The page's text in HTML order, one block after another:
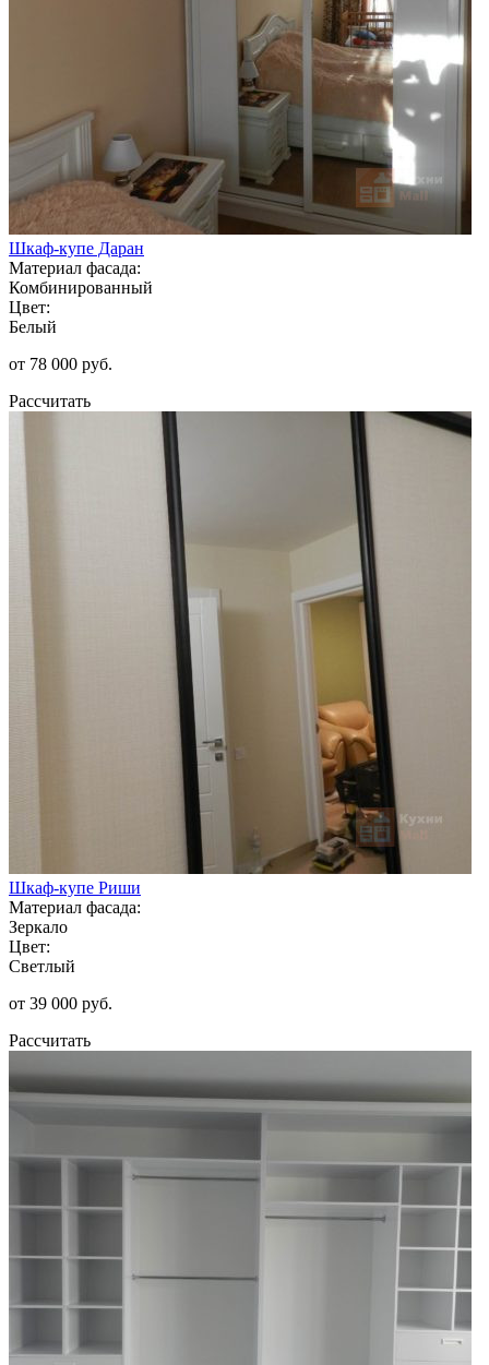
Шкаф-купе Даран
Материал фасада:
Комбинированный
Цвет:
Белый
от 78 000 руб.
Рассчитать
Шкаф-купе Риши
Материал фасада:
Зеркало
Цвет:
Светлый
от 39 000 руб.
Рассчитать